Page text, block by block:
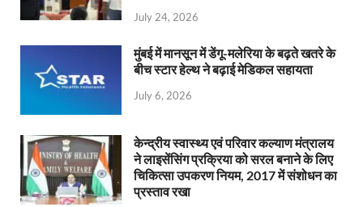
July 24, 2026
मुंबई में मानसून में डेंगू-मलेरिया के बढ़ते खतरे के
बीच स्टार हेल्थ ने बढ़ाई मेडिकल सहायता
July 6, 2026
केन्‍द्रीय स्वास्थ्य एवं परिवार कल्याण मंत्रालय
ने लाइसेंसिंग प्रक्रिया को सरल बनाने के लिए
चिकित्सा उपकरण नियम, 2017 में संशोधन का
प्रस्ताव रखा